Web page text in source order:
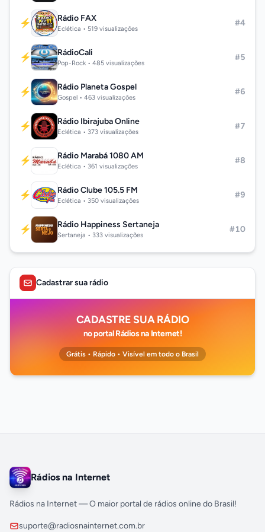
⚡ Rádio FAX
Eclética • 519 visualizações
#4
⚡ RádioCali
Pop-Rock • 485 visualizações
#5
⚡ Rádio Planeta Gospel
Gospel • 463 visualizações
#6
⚡ Rádio Ibirajuba Online
Eclética • 373 visualizações
#7
⚡ Rádio Marabá 1080 AM
Eclética • 361 visualizações
#8
⚡ Rádio Clube 105.5 FM
Eclética • 350 visualizações
#9
⚡ Rádio Happiness Sertaneja
Sertaneja • 333 visualizações
#10
Cadastrar sua rádio
CADASTRE SUA RÁDIO
no portal Rádios na Internet!
Grátis • Rápido • Visível em todo o Brasil
Rádios na Internet
Rádios na Internet — O maior portal de rádios online do Brasil!
suporte@radiosnainternet.com.br